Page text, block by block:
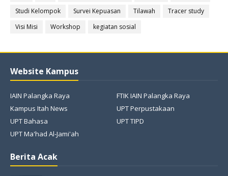
Studi Kelompok
Survei Kepuasan Tilawah
Tracer study
Visi Misi
Workshop kegiatan sosial
Website Kampus
IAIN Palangka Raya
FTIK IAIN Palangka Raya
Kampus Itah News
UPT Perpustakaan
UPT Bahasa
UPT TIPD
UPT Ma'had Al-Jami'ah
Berita Acak